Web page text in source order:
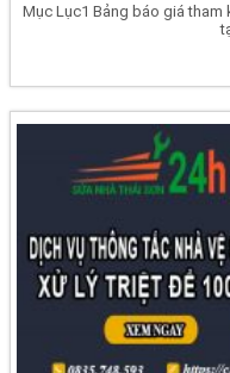
Mục Lục1 Bảng báo giá tham